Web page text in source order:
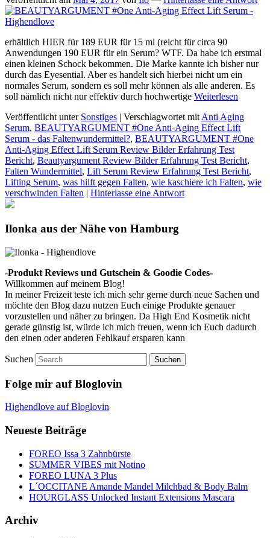
erhältlich HIER für 189 EUR für 15 ml (reicht für circa 90
Anwendungen 190 EUR für ein Serum? WTF. Da habe ich erstmal
einen kleinen Schock bekommen. Die Marke kannte ich bisher nur
durch das Eyesential. Aber es handelt sich hierbei nicht um ein
normales Serum, sondern es soll mehr können als alle anderen. Es
soll nämlich nicht nur effektiv durch hochwertige Weiterlesen
Veröffentlicht unter Sonstiges | Verschlagwortet mitAnti Aging
Serum, BEAUTYARGUMENT #One Anti-Aging Effect Lift
Serum - das Faltenwundermittel?, BEAUTYARGUMENT #One
Anti-Aging Effect Lift Serum Review Bilder Erfahrung Test
Bericht, Beautyargument Review Bilder Erfahrung Test Bericht,
Falten Wundermittel, Lift Serum Review Erfahrung Test Bericht,
Lifting Serum, was hilft gegen Falten, wie kaschiere ich Falten, wie
verschwinden Falten | Hinterlasse eine Antwort
Ilonka aus der Nähe von Hamburg
-Produkt Reviews und Gutschein & Goodie Codes-
Willkommen auf meinem Blog!
In meiner Freizeit teste ich mich sehr gerne durch neue Sachen und
möchte den Blog dazu nutzen Euch einige Produkte genauer
vorzustellen und näher zu bringen. Da High End Kosmetik nicht
gerade günstig ist, würde ich mich freuen, wenn ich Euch dadurch
den einen oder anderen Fehlkauf ersparen kann
Suchen
Folge mir auf Bloglovin
Highendlove auf Bloglovin
Neueste Beiträge
FOREO Issa 3 Zahnbürste
SUMMER VIBES mit Notino
FOREO LUNA 3 Plus
L´OCCITANE Amande Mandel Milchbad & Body Balm
HOURGLASS Unlocked Instant Extensions Mascara
Archiv